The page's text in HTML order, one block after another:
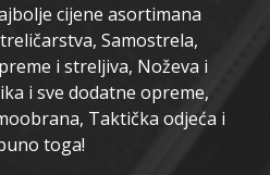
cijene asortimana
Samostrela,
i streljiva, Noževa i
i sve dodatne opreme,
Taktička odjeća i
toga!